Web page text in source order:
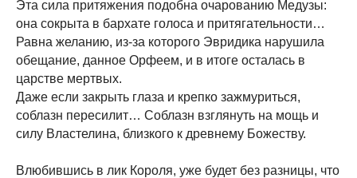
Эта сила притяжения подобна очарованию Медузы:
она сокрыта в бархате голоса и притягательности…
Равна желанию, из-за которого Эвридика нарушила
обещание, данное Орфеем, и в итоге осталась в
царстве мертвых.
Даже если закрыть глаза и крепко зажмуриться,
соблазн пересилит… Соблазн взглянуть на мощь и
силу Властелина, близкого к древнему Божеству.
Влюбившись в лик Короля, уже будет без разницы, что